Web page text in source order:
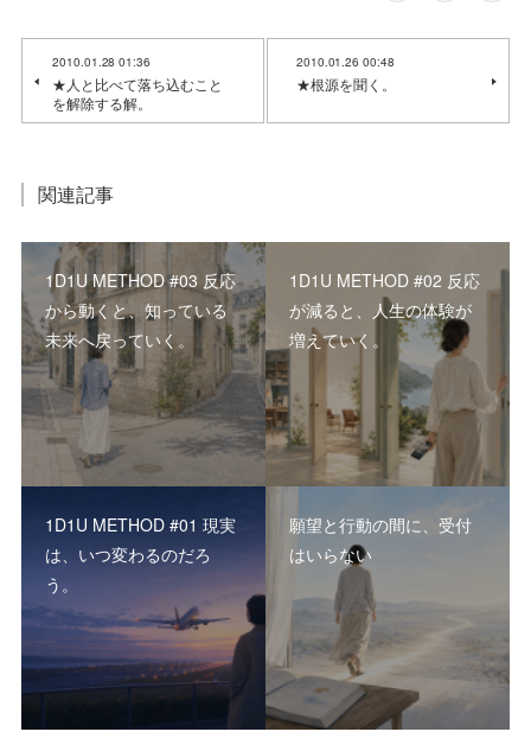
2010.01.28 01:36
★人と比べて落ち込むこと
を解除する解。
2010.01.26 00:48
★根源を聞く。
関連記事
1D1U METHOD #03 反応
から動くと、知っている
未来へ戻っていく。
1D1U METHOD #02 反応
が減ると、人生の体験が
増えていく。
1D1U METHOD #01 現実
は、いつ変わるのだろ
う。
願望と行動の間に、受付
はいらない